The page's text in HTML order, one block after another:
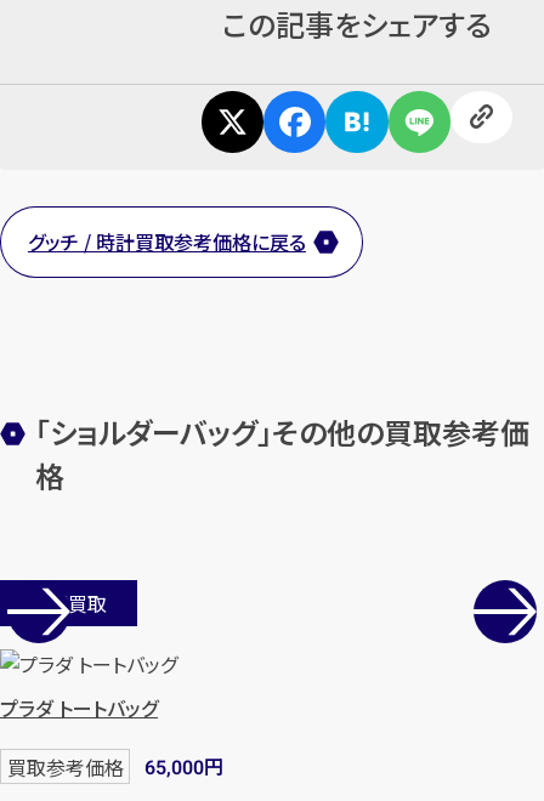
この記事をシェアする
グッチ / 時計買取参考価格に戻る
「ショルダーバッグ」その他の買取参考価
格
店舗買取
プラダ トートバッグ
買取参考価格 65,000円